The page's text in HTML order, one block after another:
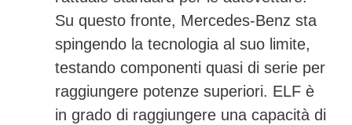
Su questo fronte, Mercedes-Benz sta
spingendo la tecnologia al suo limite,
testando componenti quasi di serie per
raggiungere potenze superiori. ELF è
in grado di raggiungere una capacità di